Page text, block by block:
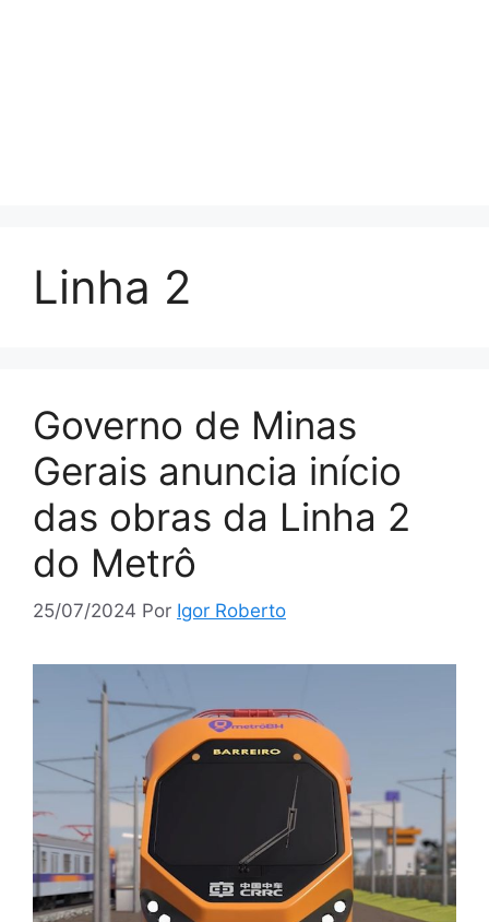
Linha 2
Governo de Minas
Gerais anuncia início
das obras da Linha 2
do Metrô
25/07/2024 Por Igor Roberto